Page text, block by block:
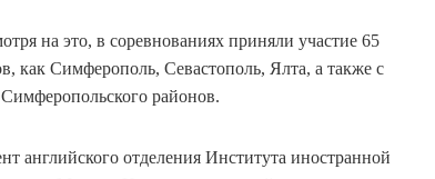
на это, в соревнованиях приняли участие 65
как Симферополь, Севастополь, Ялта, а также с
районов.
английского отделения Института иностранной